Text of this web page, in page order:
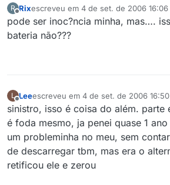
R
Offline
Rixescreveu em 4 de set. de 2006 16:06
última edição por
pode ser inoc?ncia minha, mas….
bateria não???
L
Offline
Leeescreveu em 4 de set. de 2006 16:50
última edição por
sinistro, isso é coisa do além. parte
é foda mesmo, ja penei quase 1
um probleminha no meu, sem
de descarregar tbm, mas era o
retificou ele e zerou